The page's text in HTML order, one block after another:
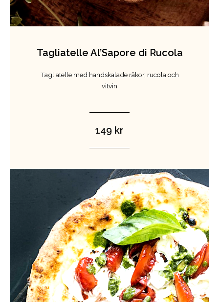
Tagliatelle Al’Sapore di Rucola
Tagliatelle med handskalade räkor, rucola och
vitvin
149 kr